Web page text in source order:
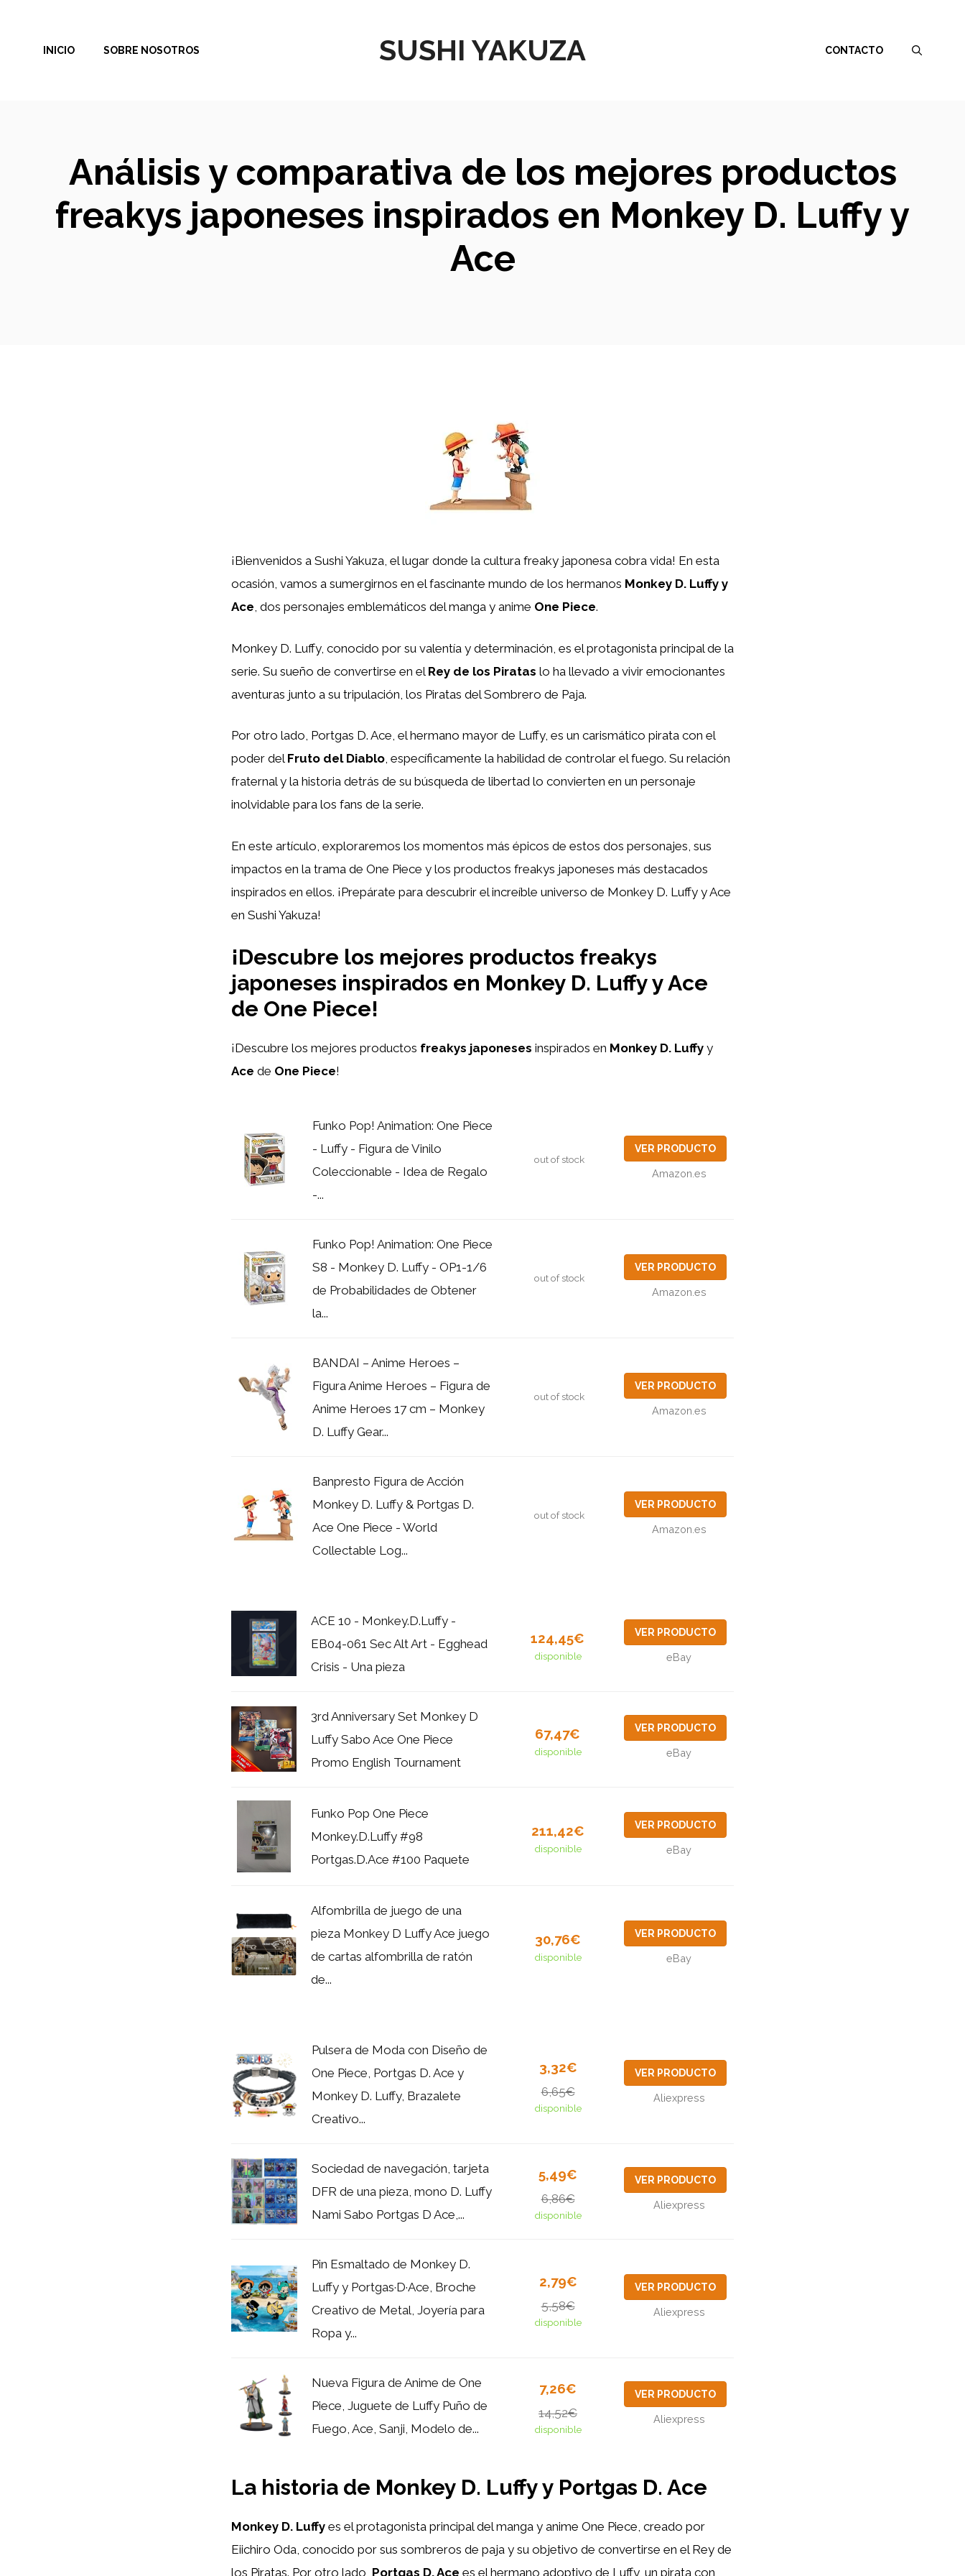
contenido
SUSHI YAKUZA
INICIO SOBRE NOSOTROS CONTACTO
Análisis y comparativa de los mejores productos
freakys japoneses inspirados en Monkey D. Luffy y
Ace
¡Bienvenidos a Sushi Yakuza, el lugar donde la cultura freaky japonesa cobra vida! En esta
ocasión, vamos a sumergirnos en el fascinante mundo de los hermanos Monkey D. Luffy y
Ace, dos personajes emblemáticos del manga y anime One Piece.
Monkey D. Luffy, conocido por su valentía y determinación, es el protagonista principal de la
serie. Su sueño de convertirse en el Rey de los Piratas lo ha llevado a vivir emocionantes
aventuras junto a su tripulación, los Piratas del Sombrero de Paja.
Por otro lado, Portgas D. Ace, el hermano mayor de Luffy, es un carismático pirata con el
poder del Fruto del Diablo, específicamente la habilidad de controlar el fuego. Su relación
fraternal y la historia detrás de su búsqueda de libertad lo convierten en un personaje
inolvidable para los fans de la serie.
En este artículo, exploraremos los momentos más épicos de estos dos personajes, sus
impactos en la trama de One Piece y los productos freakys japoneses más destacados
inspirados en ellos. ¡Prepárate para descubrir el increíble universo de Monkey D. Luffy y Ace
en Sushi Yakuza!
¡Descubre los mejores productos freakys
japoneses inspirados en Monkey D. Luffy y Ace
de One Piece!
¡Descubre los mejores productos freakys japoneses inspirados en Monkey D. Luffy y
Ace de One Piece!
Funko Pop! Animation: One Piece
- Luffy - Figura de Vinilo
Coleccionable - Idea de Regalo
-...
out of stock
VER PRODUCTO
Amazon.es
Funko Pop! Animation: One Piece
S8 - Monkey D. Luffy - OP1-1/6
de Probabilidades de Obtener
la...
out of stock
VER PRODUCTO
Amazon.es
BANDAI – Anime Heroes –
Figura Anime Heroes – Figura de
Anime Heroes 17 cm – Monkey
D. Luffy Gear...
out of stock
VER PRODUCTO
Amazon.es
Banpresto Figura de Acción
Monkey D. Luffy & Portgas D.
Ace One Piece - World
Collectable Log...
out of stock
VER PRODUCTO
Amazon.es
ACE 10 - Monkey.D.Luffy -
EB04-061 Sec Alt Art - Egghead
Crisis - Una pieza
124,45€
disponible
VER PRODUCTO
eBay
3rd Anniversary Set Monkey D
Luffy Sabo Ace One Piece
Promo English Tournament
67,47€
disponible
VER PRODUCTO
eBay
Funko Pop One Piece
Monkey.D.Luffy #98
Portgas.D.Ace #100 Paquete
211,42€
disponible
VER PRODUCTO
eBay
Alfombrilla de juego de una
pieza Monkey D Luffy Ace juego
de cartas alfombrilla de ratón
de...
30,76€
disponible
VER PRODUCTO
eBay
Pulsera de Moda con Diseño de
One Piece, Portgas D. Ace y
Monkey D. Luffy, Brazalete
Creativo...
3,32€
6,65€
disponible
VER PRODUCTO
Aliexpress
Sociedad de navegación, tarjeta
DFR de una pieza, mono D. Luffy
Nami Sabo Portgas D Ace,...
5,49€
6,86€
disponible
VER PRODUCTO
Aliexpress
Pin Esmaltado de Monkey D.
Luffy y Portgas·D·Ace, Broche
Creativo de Metal, Joyería para
Ropa y...
2,79€
5,58€
disponible
VER PRODUCTO
Aliexpress
Nueva Figura de Anime de One
Piece, Juguete de Luffy Puño de
Fuego, Ace, Sanji, Modelo de...
7,26€
14,52€
disponible
VER PRODUCTO
Aliexpress
La historia de Monkey D. Luffy y Portgas D. Ace
Monkey D. Luffy es el protagonista principal del manga y anime One Piece, creado por
Eiichiro Oda, conocido por sus sombreros de paja y su objetivo de convertirse en el Rey de
los Piratas. Por otro lado, Portgas D. Ace es el hermano adoptivo de Luffy, un pirata con